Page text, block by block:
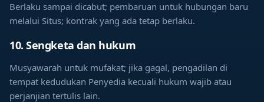
Berlaku sampai dicabut; pembaruan untuk hubungan baru
melalui Situs; kontrak yang ada tetap berlaku.
10. Sengketa dan hukum
Musyawarah untuk mufakat; jika gagal, pengadilan di
tempat kedudukan Penyedia kecuali hukum wajib atau
perjanjian tertulis lain.